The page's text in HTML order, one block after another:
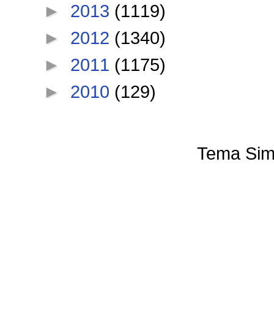
► 2013 (1119)
► 2012 (1340)
► 2011 (1175)
► 2010 (129)
Tema